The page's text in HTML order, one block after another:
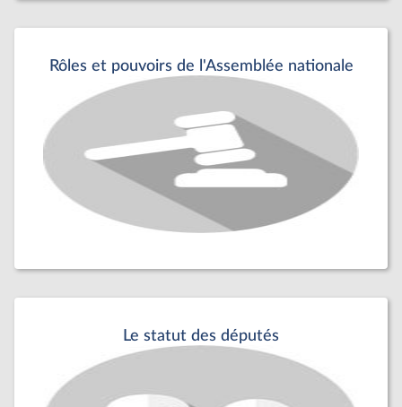
Rôles et pouvoirs de l'Assemblée nationale
Le statut des députés